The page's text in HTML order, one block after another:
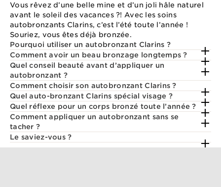
Vous rêvez d’une belle mine et d’un joli hâle naturel
avant le soleil des vacances ?! Avec les soins
autobronzants Clarins, c’est l’été toute l’année !
Souriez, vous êtes déjà bronzée.
Pourquoi utiliser un autobronzant Clarins ?
Comment avoir un beau bronzage longtemps ?
Quel conseil beauté avant d’appliquer un
autobronzant ?
Comment choisir son autobronzant Clarins ?
Quel auto-bronzant Clarins spécial visage ?
Quel réflexe pour un corps bronzé toute l’année ?
Comment appliquer un autobronzant sans se
tacher ?
Le saviez-vous ?